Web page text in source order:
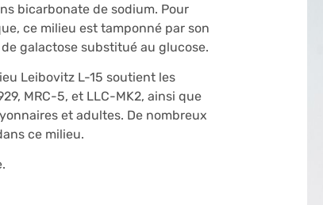
bicarbonate de sodium. Pour
ce milieu est tamponné par son
galactose substitué au glucose.
Leibovitz L-15 soutient les
MRC-5, et LLC-MK2, ainsi que
et adultes. De nombreux
ce milieu.